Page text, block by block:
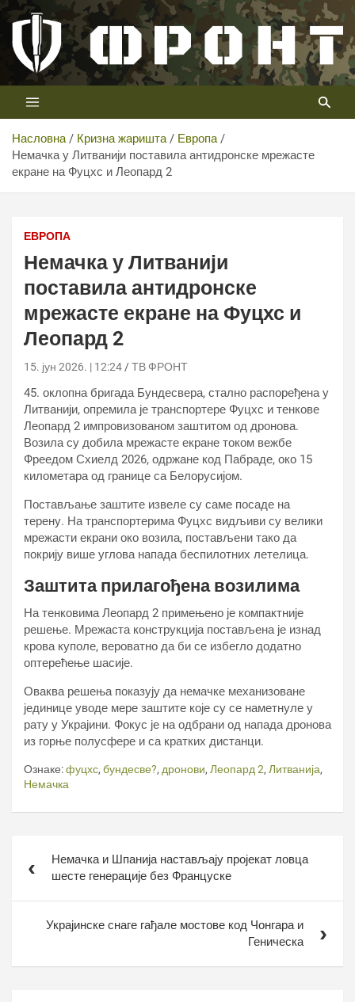
Скип
цонтент
Телевизија ФРОНТ
Први војни канал у Србији
Насловна Кризна жаришта
Европа
Немачка у Литванији поставила антидронске мрежасте
екране на Фуцхс и Леопард 2
ЕВРОПА
Немачка у Литванији
поставила антидронске
мрежасте екране на Фуцхс и
Леопард 2
15. јун 2026. | 12:24 ТВ ФРОНТ
45. оклопна бригада Бундесвера, стално распоређена у
Литванији, опремила је транспортере Фуцхс и тенкове
Леопард 2 импровизованом заштитом од дронова.
Возила су добила мрежасте екране током вежбе
Фреедом Схиелд 2026, одржане код Пабраде, око 15
километара од границе са Белорусијом.
Постављање заштите извеле су саме посаде на
терену. На транспортерима Фуцхс видљиви су велики
мрежасти екрани око возила, постављени тако да
покрију више углова напада беспилотних летелица.
Заштита прилагођена возилима
На тенковима Леопард 2 примењено је компактније
решење. Мрежаста конструкција постављена је изнад
крова куполе, вероватно да би се избегло додатно
оптерећење шасије.
Оваква решења показују да немачке механизоване
јединице уводе мере заштите које су се наметнуле у
рату у Украјини. Фокус је на одбрани од напада дронова
из горње полусфере и са кратких дистанци.
Ознаке:фуцхс, бундесве?, дронови, Леопард 2, Литванија,
Немачка
чланкаНемачка и Шпанија настављају пројекат ловца
шесте генерације без Француске
Украјинске снаге гађале мостове код Чонгара и
Геническа